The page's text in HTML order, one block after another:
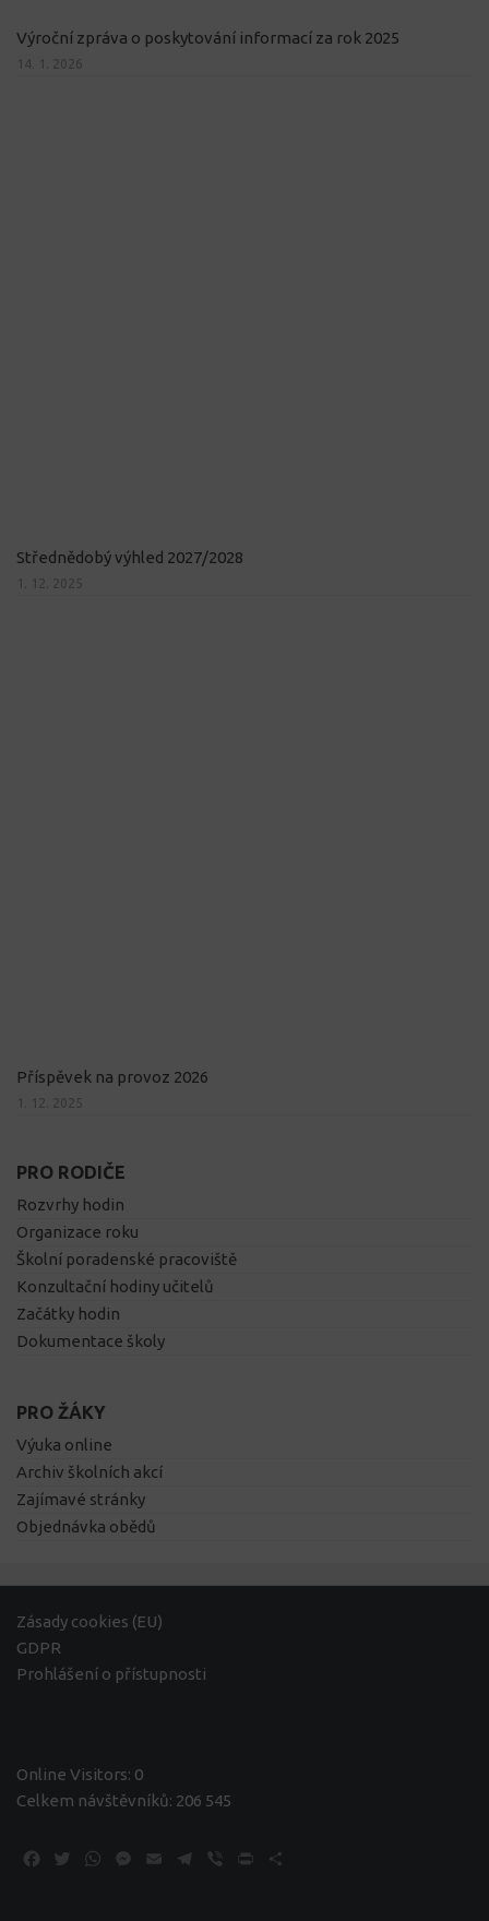
Výroční zpráva o poskytování informací za rok 2025
14. 1. 2026
Střednědobý výhled 2027/2028
1. 12. 2025
Příspěvek na provoz 2026
1. 12. 2025
PRO RODIČE
Rozvrhy hodin
Organizace roku
Školní poradenské pracoviště
Konzultační hodiny učitelů
Začátky hodin
Dokumentace školy
PRO ŽÁKY
Výuka online
Archiv školních akcí
Zajímavé stránky
Objednávka obědů
Zásady cookies (EU)
GDPR
Prohlášení o přístupnosti
Online Visitors: 0
Celkem návštěvníků: 206 545
Facebook
TwitterWhatsApp
Messenger
Email Telegram
Viber Print